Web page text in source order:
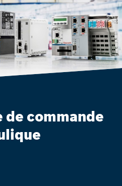
commande